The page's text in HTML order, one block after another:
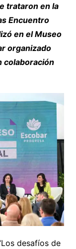
trataron en la
Encuentro
en el Museo
organizado
colaboración
desafíos de